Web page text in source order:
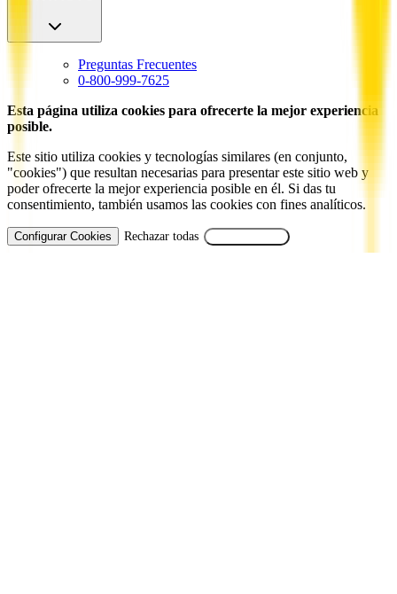
Preguntas Frecuentes
0-800-999-7625
Esta página utiliza cookies para ofrecerte la mejor experiencia
posible.
Este sitio utiliza cookies y tecnologías similares (en conjunto,
"cookies") que resultan necesarias para presentar este sitio web y
poder ofrecerte la mejor experiencia posible en él. Si das tu
consentimiento, también usamos las cookies con fines analíticos.
Configurar Cookies Rechazar todas